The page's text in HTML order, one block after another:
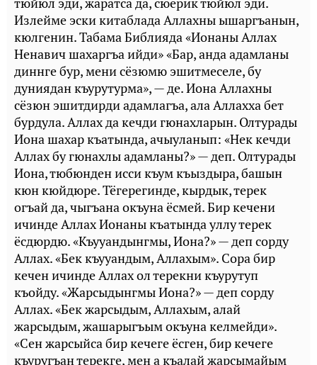
Излейме эски китаблада Аллахны ышаргъанын,
кюлгенин. Табама Библияда «Ионаны Аллах
Ненавич шахаргъа ийди» «Бар, анда адамланы
диннге бур, мени сёзюмю эшитмеселе, бу
дуниядан къурутурма», — де. Иона Аллахны
сёзюн эшитдирди адамлагъа, ала Аллахха бет
бурдула. Аллах да кечди гюнахларын. Олтурады
Иона шахар къатында, ачыуланып: «Нек кечди
Аллах бу гюнахлы адамланы?» — деп. Олтурады
Иона, тюбюнден исси къум къыздыра, башын
кюн кюйдюре. Тёгерегинде, кырдык, терек
огъай да, чыгъана окъуна ёсмей. Бир кечени
ичинде Аллах Ионаны къатында уллу терек
ёсдюрдю. «Къууандынгмы, Иона?» — деп сорду
Аллах. «Бек къууандым, Аллахым». Сора бир
кечен ичинде Аллах ол терекни къурутуп
къойду. «Жарсыдынгмы Иона?» — деп сорду
Аллах. «Бек жарсыдым, Аллахым, алай
жарсыдым, жашарыгъым окъуна келмейди».
«Сен жарсыйса бир кечеге ёсген, бир кечеге
къуругъан терекге, мен а къалай жарсымайым